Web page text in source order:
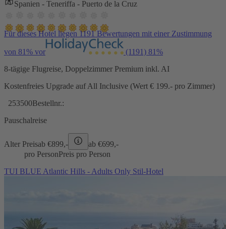
Spanien - Teneriffa - Puerto de la Cruz
Für dieses Hotel liegen 1191 Bewertungen mit einer Zustimmung
von 81% vor (1191) 81%
8-tägige Flugreise, Doppelzimmer Premium inkl. AI
Kostenfreies Upgrade auf All Inclusive (Wert € 199.- pro Zimmer)
253500Bestellnr.:
Pauschalreise
Alter Preisab €899,- ab €699,-
pro PersonPreis pro Person
TUI BLUE Atlantic Hills - Adults Only Stil-Hotel